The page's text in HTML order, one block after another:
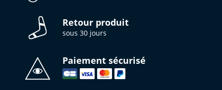
Retour produit
sous 30 jours
Paiement sécurisé